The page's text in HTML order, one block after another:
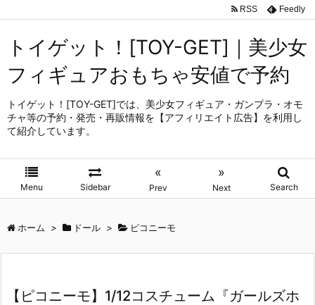
トイゲット！[TOY-GET]｜美少女
フィギュアおもちゃ安値で予約
トイゲット！[TOY-GET]では、美少女フィギュア・ガンプラ・オモ
チャ等の予約・発売・再販情報を【アフィリエイト広告】を利用し
て紹介しています。
Menu Sidebar
«
Prev
»
Next Search
RSS Feedly
ホーム > ドール > ピコニーモ
【ピコニーモ】1/12コスチューム『ガールズホ